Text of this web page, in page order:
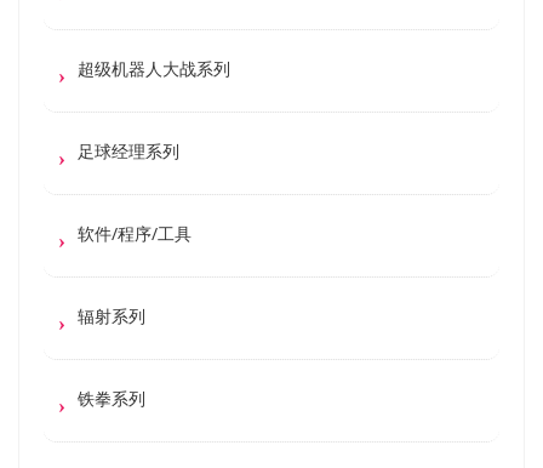
超级机器人大战系列
足球经理系列
软件/程序/工具
辐射系列
铁拳系列